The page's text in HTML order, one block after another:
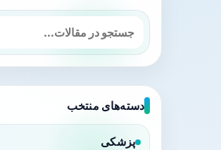
دسته‌های منتخب
پزشکی